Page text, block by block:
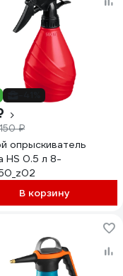
150 ₽
опрыскиватель
HS 0.5 л 8-
В корзину